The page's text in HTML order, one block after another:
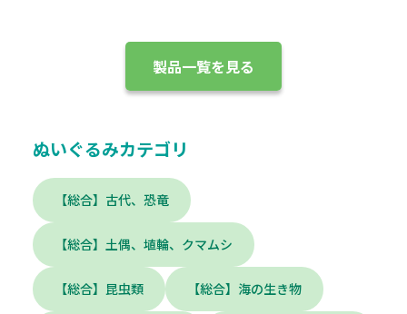
製品一覧を見る
ぬいぐるみカテゴリ
【総合】古代、恐竜
【総合】土偶、埴輪、クマムシ
【総合】昆虫類 【総合】海の生き物